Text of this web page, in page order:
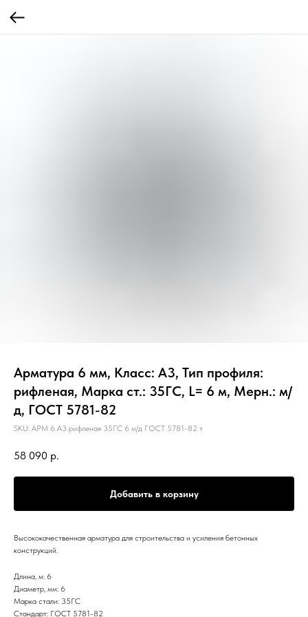
Арматура 6 мм, Класс: А3, Тип профиля:
рифленая, Марка ст.: 35ГС, L= 6 м, Мерн.: м/
д, ГОСТ 5781-82
SKU: АРМ 6 А3 рифленая 35ГС 6 м/д ГОСТ 5781-82 т
58 090 р.
Добавить в корзину
Высококачественная арматура для строительства и усиления бетонных
конструкций.
Длина, м: 6
Диаметр, мм: 6
Марка стали: 35ГС
Стандарт: ГОСТ 5781-82